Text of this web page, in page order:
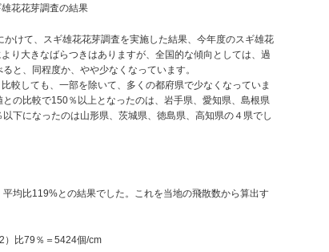
雄花花芽調査の結果
かけて、スギ雄花花芽調査を実施した結果、今年度のスギ雄花
り大きなばらつきはありますが、全国的な傾向としては、過
と、同程度か、やや少なくなっています。
較しても、一部を除いて、多くの都府県で少なくなっていま
の比較で150％以上となったのは、岩手県、愛知県、島根県
下になったのは山形県、茨城県、徳島県、高知県の４県でし
均比119%との結果でした。これを当地の飛散数から算出す
）比79％＝5424個/cm